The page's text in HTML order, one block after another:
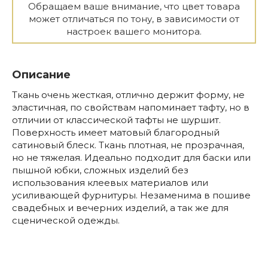
Обращаем ваше внимание, что цвет товара
может отличаться по тону, в зависимости от
настроек вашего монитора.
Описание
Ткань очень жесткая, отлично держит форму, не
эластичная, по свойствам напоминает тафту, но в
отличии от классической тафты не шуршит.
Поверхность имеет матовый благородный
сатиновый блеск. Ткань плотная, не прозрачная,
но не тяжелая. Идеально подходит для баски или
пышной юбки, сложных изделий без
использования клеевых материалов или
усиливающей фурнитуры. Незаменима в пошиве
свадебных и вечерних изделий, а так же для
сценической одежды.